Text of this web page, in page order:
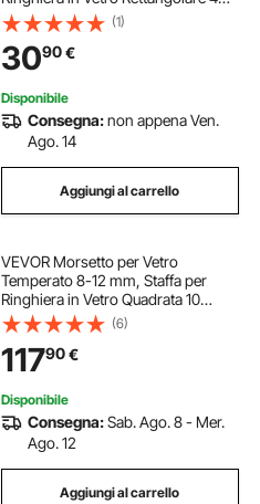
Pezzi, Morsetto per Montaggio
Vetro Acciaio Inossidabile 304,
Staffa per Mensola in Vetro Spesso
5 mm Argento
(1)
3090€
Disponibile
Consegna:non appena Ven.
Ago. 14
Aggiungi al carrello
VEVOR Morsetto per Vetro
Temperato 8-12 mm, Staffa per
Ringhiera in Vetro Quadrata 10
Pezzi, Morsetto per Montaggio
Vetro Acciaio Inossidabile 304,
Staffa per Mensola in Vetro Spesso
3 mm Argento
(6)
11790€
Disponibile
Consegna:Sab. Ago. 8 - Mer.
Ago. 12
Aggiungi al carrello